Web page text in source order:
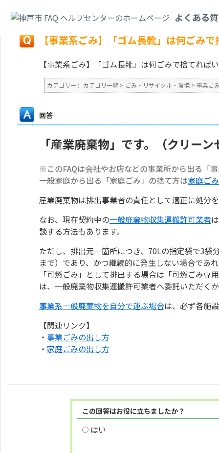
よくある
戻る
【事業系ごみ】「ゴム長靴」は何ごみ
【事業系ごみ】「ゴム長靴」は何ごみで捨てれば
カテゴリー : カテゴリ一覧 > ごみ・リサイクル・環境 > 事業ご
回答
「産業廃棄物」です。（クリー
※このFAQは会社やお店などの事業所から出る「
一般家庭から出る「家庭ごみ」の捨て方は家庭ご
産業廃棄物は排出事業者の責任として適正に処分
なお、現在契約中の一般廃棄物収集運搬許可業者
談する方法もあります。
ただし、排出元一箇所につき、70Lの指定袋で3
まで）であり、かつ継続的に発生しない場合であ
「可燃ごみ」として排出する場合は「可燃ごみ
は、一般廃棄物収集運搬許可業者へ委託いただく
事業系一般廃棄物を自分で運ぶ場合は、必ず各施
【関連リンク】
・ 事業ごみの出し方
・ 家庭ごみの出し方
この回答はお役に立ちましたか？
はい